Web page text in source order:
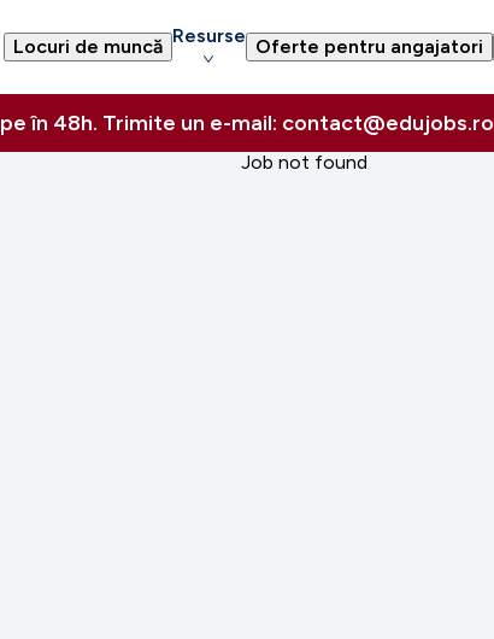
Locuri de muncă Resurse Oferte pentru angajatori
în 48h. Trimite un e-mail: contact@edujobs.ro
Job not found